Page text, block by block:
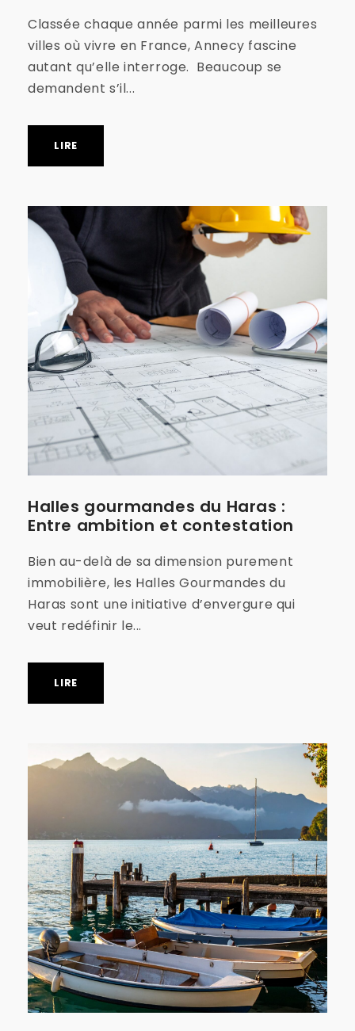
Classée chaque année parmi les meilleures
villes où vivre en France, Annecy fascine
autant qu’elle interroge. Beaucoup se
demandent s’il...
LIRE
Halles gourmandes du Haras :
Entre ambition et contestation
Bien au-delà de sa dimension purement
immobilière, les Halles Gourmandes du
Haras sont une initiative d’envergure qui
veut redéfinir le...
LIRE